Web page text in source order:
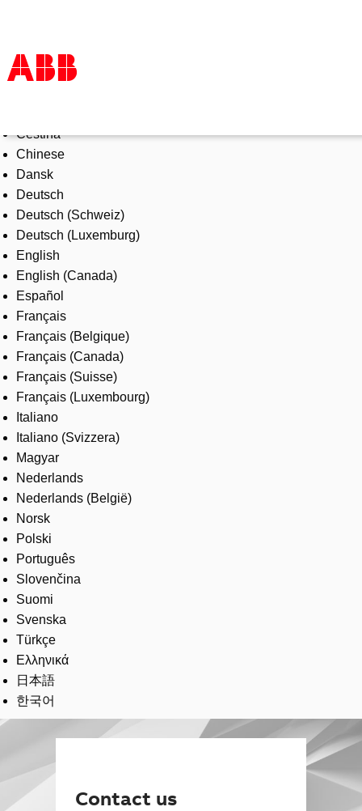
Products & Solutions
Industries
Services
About us
Where to buy
Contact us
Careers
Čeština
Chinese
Dansk
Deutsch
Deutsch (Schweiz)
Deutsch (Luxemburg)
English
English (Canada)
Español
Français
Français (Belgique)
Français (Canada)
Français (Suisse)
Français (Luxembourg)
Italiano
Italiano (Svizzera)
Magyar
Nederlands
Nederlands (België)
Norsk
Polski
Português
Slovenčina
Suomi
Svenska
Türkçe
Ελληνικά
日本語
한국어
Contact us